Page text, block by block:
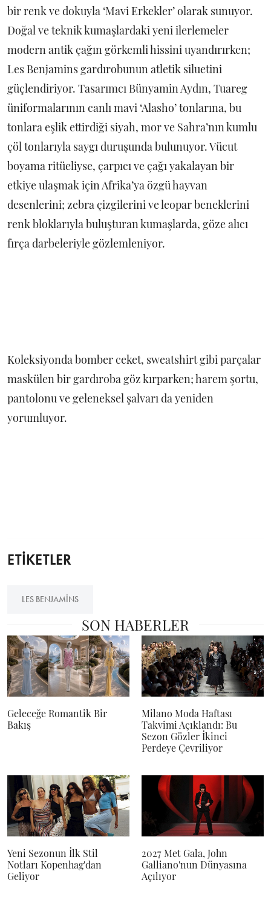
bir renk ve dokuyla ‘Mavi Erkekler’ olarak sunuyor.
Doğal ve teknik kumaşlardaki yeni ilerlemeler
modern antik çağın görkemli hissini uyandırırken;
Les Benjamins gardırobunun atletik siluetini
güçlendiriyor. Tasarımcı Bünyamin Aydın, Tuareg
üniformalarının canlı mavi ‘Alasho’ tonlarına, bu
tonlara eşlik ettirdiği siyah, mor ve Sahra’nın kumlu
çöl tonlarıyla saygı duruşunda bulunuyor. Vücut
boyama ritüeliyse, çarpıcı ve çağı yakalayan bir
etkiye ulaşmak için Afrika’ya özgü hayvan
desenlerini; zebra çizgilerini ve leopar beneklerini
renk bloklarıyla buluşturan kumaşlarda, göze alıcı
fırça darbeleriyle gözlemleniyor.
Koleksiyonda bomber ceket, sweatshirt gibi parçalar
maskülen bir gardıroba göz kırparken; harem şortu,
pantolonu ve geleneksel şalvarı da yeniden
yorumluyor.
ETİKETLER
LES BENJAMINS
SON HABERLER
Geleceğe Romantik Bir
Bakış
Milano Moda Haftası
Takvimi Açıklandı: Bu
Sezon Gözler İkinci
Perdeye Çevriliyor
Yeni Sezonun İlk Stil
Notları Kopenhag'dan
Geliyor
2027 Met Gala, John
Galliano'nun Dünyasına
Açılıyor